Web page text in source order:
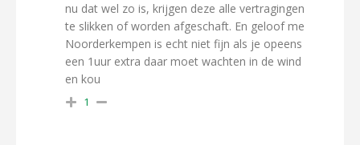
nu dat wel zo is, krijgen deze alle vertragingen
te slikken of worden afgeschaft. En geloof me
Noorderkempen is echt niet fijn als je opeens
een 1uur extra daar moet wachten in de wind
en kou
1